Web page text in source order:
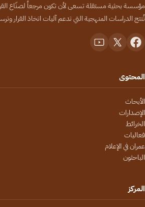
مؤسسة بحثية مستقلة تسعى لأن تكون مرجعاً لصنّاع
تُنتج الدراسات المنهجية التي تدعم آليات اتخاذ القرار
المحتوى
الأبحاث
الإصدارات
الخرائط
فعاليات
عمران في الإعلام
الباحثون
المركز